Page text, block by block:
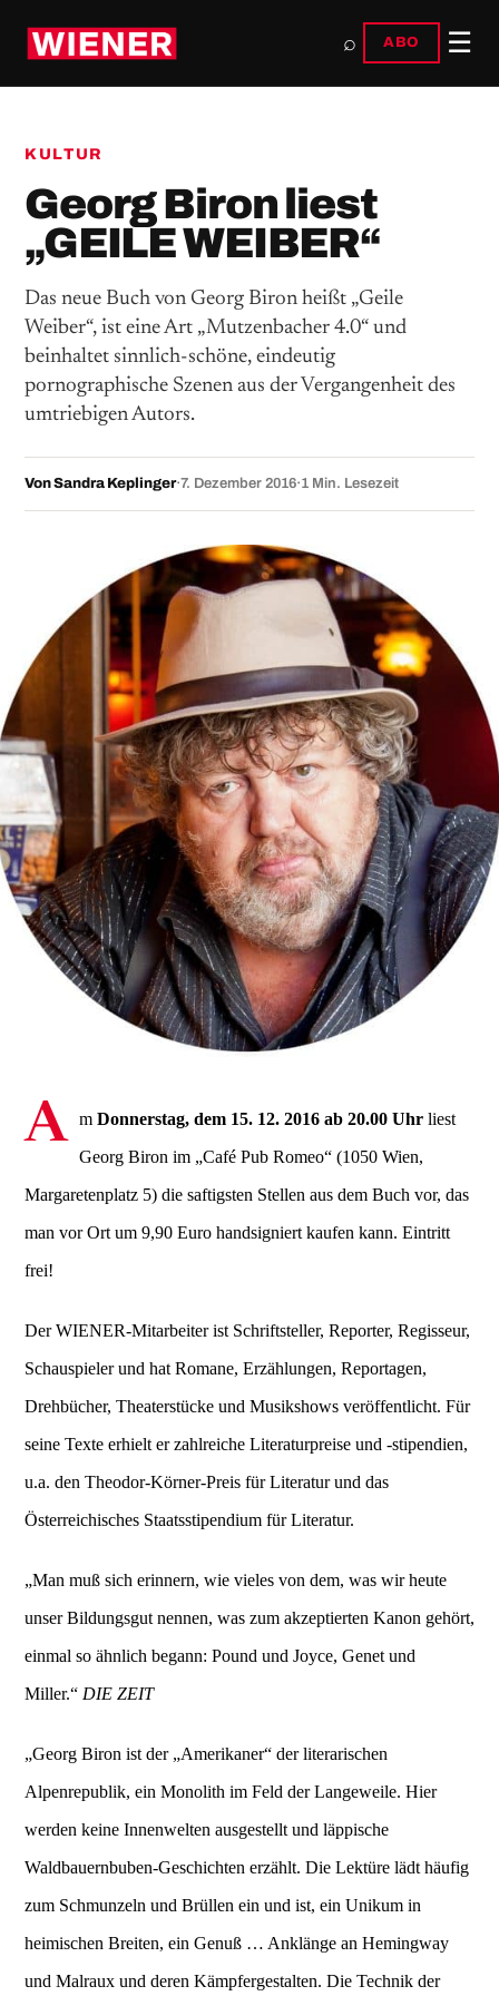
⌕ ABO ☰
KULTUR
Georg Biron liest
„GEILE WEIBER“
Das neue Buch von Georg Biron heißt „Geile
Weiber“, ist eine Art „Mutzenbacher 4.0“ und
beinhaltet sinnlich-schöne, eindeutig
pornographische Szenen aus der Vergangenheit des
umtriebigen Autors.
Von Sandra Keplinger·7. Dezember 2016·1 Min. Lesezeit
A m Donnerstag, dem 15. 12. 2016 ab 20.00 Uhr liest
Georg Biron im „Café Pub Romeo“ (1050 Wien,
Margaretenplatz 5) die saftigsten Stellen aus dem Buch vor, das
man vor Ort um 9,90 Euro handsigniert kaufen kann. Eintritt
frei!
Der WIENER-Mitarbeiter ist Schriftsteller, Reporter, Regisseur,
Schauspieler und hat Romane, Erzählungen, Reportagen,
Drehbücher, Theaterstücke und Musikshows veröffentlicht. Für
seine Texte erhielt er zahlreiche Literaturpreise und -stipendien,
u.a. den Theodor-Körner-Preis für Literatur und das
Österreichisches Staatsstipendium für Literatur.
„Man muß sich erinnern, wie vieles von dem, was wir heute
unser Bildungsgut nennen, was zum akzeptierten Kanon gehört,
einmal so ähnlich begann: Pound und Joyce, Genet und
Miller.“ DIE ZEIT
„Georg Biron ist der „Amerikaner“ der literarischen
Alpenrepublik, ein Monolith im Feld der Langeweile. Hier
werden keine Innenwelten ausgestellt und läppische
Waldbauernbuben-Geschichten erzählt. Die Lektüre lädt häufig
zum Schmunzeln und Brüllen ein und ist, ein Unikum in
heimischen Breiten, ein Genuß … Anklänge an Hemingway
und Malraux und deren Kämpfergestalten. Die Technik der